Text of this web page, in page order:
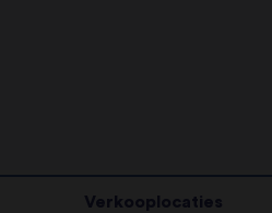
Verkooplocaties